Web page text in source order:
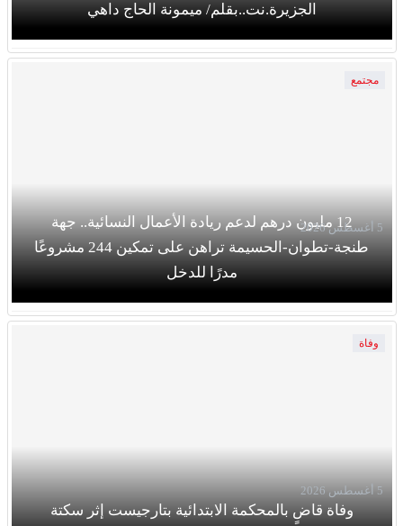
الجزيرة.نت..بقلم/ ميمونة الحاج داهي
مجتمع
12 مليون درهم لدعم ريادة الأعمال النسائية.. جهة
طنجة-تطوان-الحسيمة تراهن على تمكين 244 مشروعًا
مدرًا للدخل
5 أغسطس 2026
وفاة
وفاة قاضٍ بالمحكمة الابتدائية بتارجيست إثر سكتة
5 أغسطس 2026